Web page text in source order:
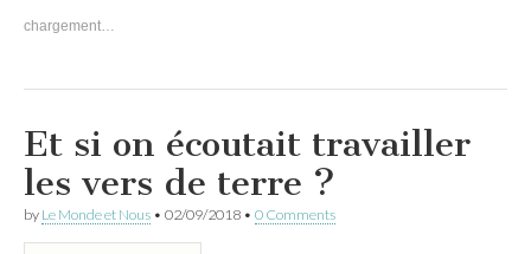
chargement…
Et si on écoutait travailler
les vers de terre ?
by Le Monde et Nous • 02/09/2018 • 0 Comments